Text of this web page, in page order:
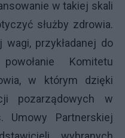
w takiej skali
służby zdrowia.
przykładanej do
Komitetu
w którym dzięki
pozarządowych w
Umowy Partnerskiej